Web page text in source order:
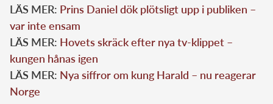
LÄS MER: Prins Daniel dök plötsligt upp i publiken –
var inte ensam
LÄS MER: Hovets skräck efter nya tv-klippet –
kungen hånas igen
LÄS MER: Nya siffror om kung Harald – nu reagerar
Norge